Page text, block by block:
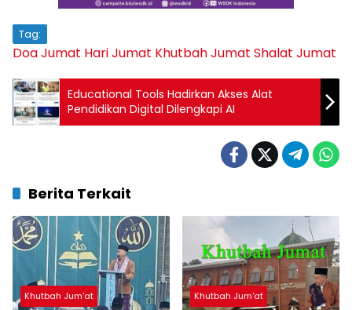
Tag:
Doa Jumat Hari Jumat Khutbah Jumat Shalat Jumat
Educational Tools Hadirkan Akses Alat
Pendidikan Digital Dilengkapi AI
Berita Terkait
Khutbah Jum'at Khutbah Jum'at